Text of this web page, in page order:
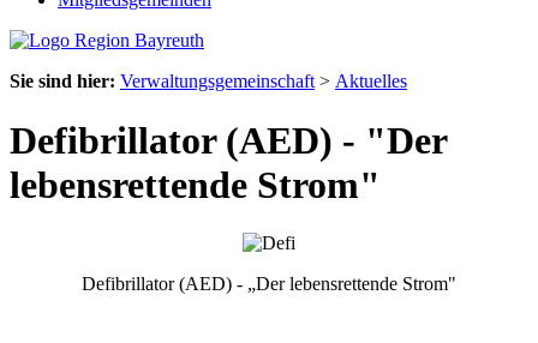
Sie sind hier: Verwaltungsgemeinschaft > Aktuelles
Defibrillator (AED) - "Der
lebensrettende Strom"
Defibrillator (AED) - „Der lebensrettende Strom"